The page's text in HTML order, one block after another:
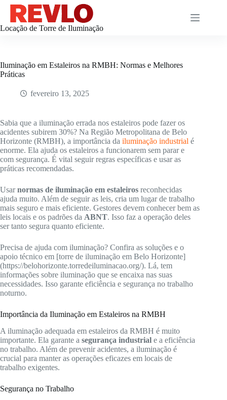
Pular
conteúdo
Locação de Torre de Iluminação
Iluminação em Estaleiros na RMBH: Normas e Melhores
Práticas
fevereiro 13, 2025
Sabia que a iluminação errada nos estaleiros pode fazer os
acidentes subirem 30%? Na Região Metropolitana de Belo
Horizonte (RMBH), a importância da iluminação industrial é
enorme. Ela ajuda os estaleiros a funcionarem sem parar e
com segurança. É vital seguir regras específicas e usar as
práticas recomendadas.
Usarnormas de iluminação em estaleiros reconhecidas
ajuda muito. Além de seguir as leis, cria um lugar de trabalho
mais seguro e mais eficiente. Gestores devem conhecer bem as
leis locais e os padrões da ABNT. Isso faz a operação deles
ser tanto segura quanto eficiente.
Precisa de ajuda com iluminação? Confira as soluções e o
apoio técnico em [torre de iluminação em Belo Horizonte]
(https://belohorizonte.torredeiluminacao.org/). Lá, tem
informações sobre iluminação que se encaixa nas suas
necessidades. Isso garante eficiência e segurança no trabalho
noturno.
Importância da Iluminação em Estaleiros na RMBH
A iluminação adequada em estaleiros da RMBH é muito
importante. Ela garante a segurança industrial e a eficiência
no trabalho. Além de prevenir acidentes, a iluminação é
crucial para manter as operações eficazes em locais de
trabalho exigentes.
Segurança no Trabalho